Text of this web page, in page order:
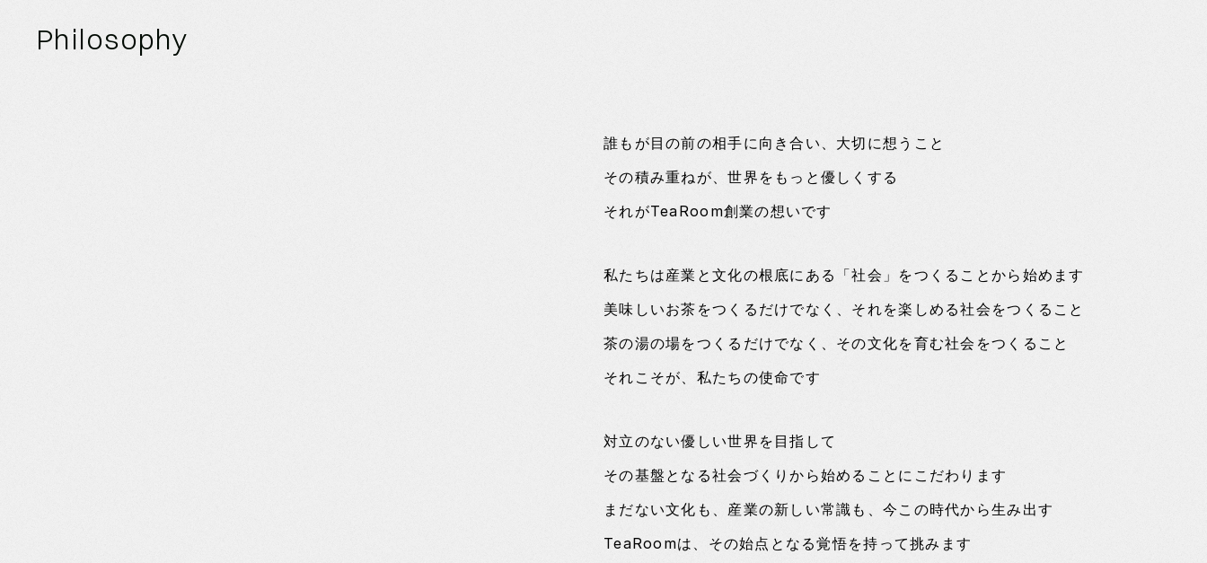
Philosophy
誰もが目の前の相手に向き合い、大切に想うこと
その積み重ねが、世界をもっと優しくする
それがTeaRoom創業の想いです
私たちは産業と文化の根底にある「社会」をつくることから始めます
美味しいお茶をつくるだけでなく、それを楽しめる社会をつくること
茶の湯の場をつくるだけでなく、その文化を育む社会をつくること
それこそが、私たちの使命です
対立のない優しい世界を目指して
その基盤となる社会づくりから始めることにこだわります
まだない文化も、産業の新しい常識も、今この時代から生み出す
TeaRoomは、その始点となる覚悟を持って挑みます